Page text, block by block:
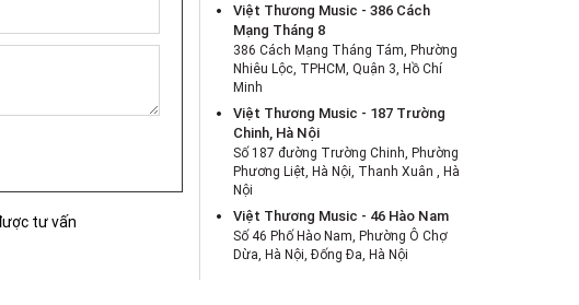
tư vấn
Việt Thương Music - 386 Cách
Mạng Tháng 8
386 Cách Mạng Tháng Tám, Phường
Nhiêu Lộc, TPHCM, Quận 3, Hồ Chí
Minh
Việt Thương Music - 187 Trường
Chinh, Hà Nội
Số 187 đường Trường Chinh, Phường
Phương Liệt, Hà Nội, Thanh Xuân , Hà
Nội
Việt Thương Music - 46 Hào Nam
Số 46 Phố Hào Nam, Phường Ô Chợ
Dừa, Hà Nội, Đống Đa, Hà Nội